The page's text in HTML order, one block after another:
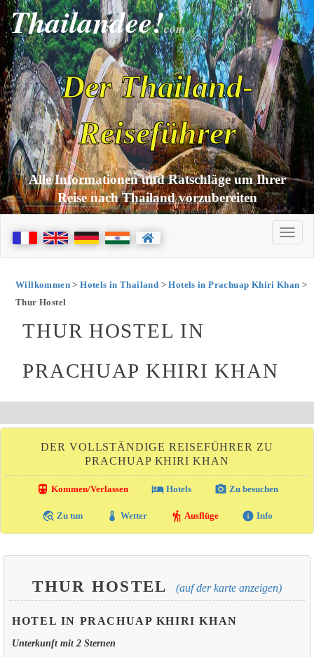
Thailandee!com
Der Thailand-
Reiseführer
Alle Informationen und Ratschläge um Ihrer
Reise nach Thailand vorzubereiten
Willkommen>Hotels in Thailand >Hotels in Prachuap Khiri Khan >
Thur Hostel
THUR HOSTEL IN
PRACHUAP KHIRI KHAN
DER VOLLSTÄNDIGE REISEFÜHRER ZU
PRACHUAP KHIRI KHAN
directions_transit Kommen/Verlassen local_hotelHotels photo_camera Zu besuchen
travel_explore Zu tun thermostat Wetter hiking Ausflüge info Info
THUR HOSTEL (auf der karte anzeigen)
HOTEL IN PRACHUAP KHIRI KHAN
Unterkunft mit 2 Sternen